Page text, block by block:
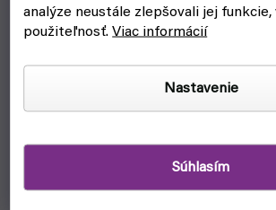
analýze neustále zlepšovali jej funkcie,
použiteľnosť.Viac informácií
Nastavenie
Súhlasím
Stojan na farby a štetce: AV Corner